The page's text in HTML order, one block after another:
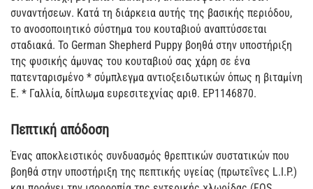
συναντήσεων. Κατά τη διάρκεια αυτής της βασικής περιόδου,
το ανοσοποιητικό σύστημα του κουταβιού αναπτύσσεται
σταδιακά. Το German Shepherd Puppy βοηθά στην υποστήριξη
της φυσικής άμυνας του κουταβιού σας χάρη σε ένα
πατενταρισμένο * σύμπλεγμα αντιοξειδωτικών όπως η βιταμίνη
Ε. * Γαλλία, δίπλωμα ευρεσιτεχνίας αριθ. ΕΡ1146870.
Πεπτική απόδοση
Ένας αποκλειστικός συνδυασμός θρεπτικών συστατικών που
βοηθά στην υποστήριξη της πεπτικής υγείας (πρωτεΐνες L.I.P.)